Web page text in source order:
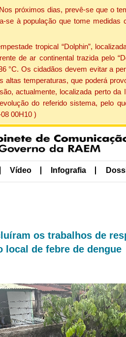
próximos dias, prevê-se que o
se à população que tome
tropical “Dolphin”,
de ar continental trazida pelo
°C. Os cidadãos devem evitar a
altas temperaturas, que poderá
actualmente, localizada perto
do referido sistema, pelo
00H10 )
Vídeo Infografia
os trabalhos de
local de febre de dengue